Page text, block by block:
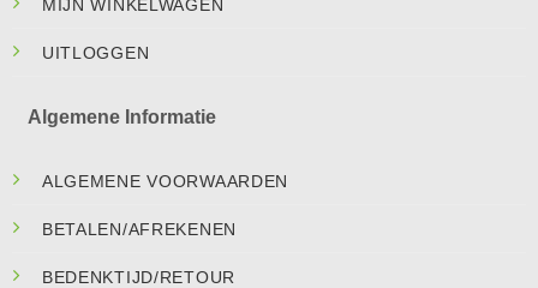
MIJN WINKELWAGEN
UITLOGGEN
Algemene Informatie
ALGEMENE VOORWAARDEN
BETALEN/AFREKENEN
BEDENKTIJD/RETOUR